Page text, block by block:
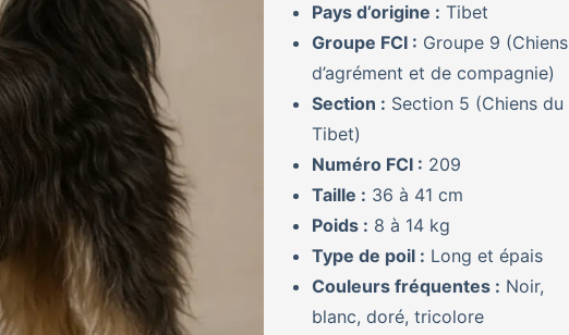
Pays d’origine : Tibet
Groupe FCI : Groupe 9 (Chiens
d’agrément et de compagnie)
Section : Section 5 (Chiens du
Tibet)
Numéro FCI : 209
Taille : 36 à 41 cm
Poids : 8 à 14 kg
Type de poil : Long et épais
Couleurs fréquentes : Noir,
blanc, doré, tricolore